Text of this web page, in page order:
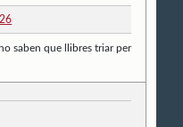
saben que llibres triar per